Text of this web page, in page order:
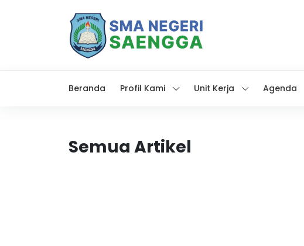
Beranda Profil Kami Unit Kerja Agenda
Semua Artikel